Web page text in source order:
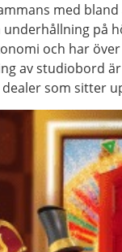
med
på
och har
av studiobord
som sitter